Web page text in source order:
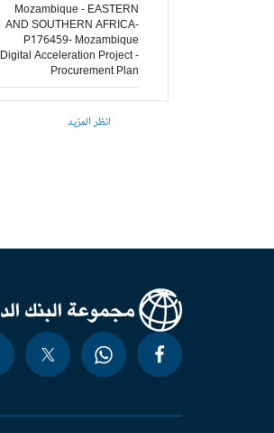
Mozambique - EASTERN
AND SOUTHERN AFRICA-
P176459- Mozambique
Digital Acceleration Project -
Procurement Plan
انظر المزيد